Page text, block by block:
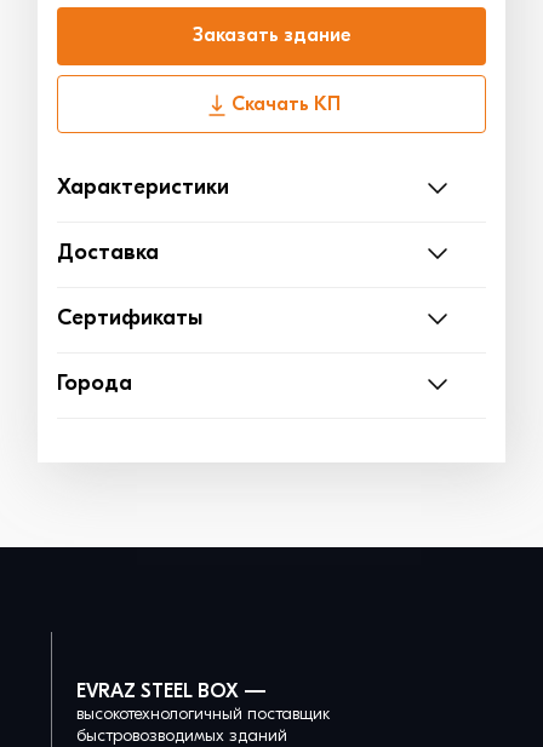
Заказать здание
Скачать КП
Характеристики
Доставка
Сертификаты
Города
EVRAZ STEEL BOX —
высокотехнологичный поставщик
быстровозводимых зданий